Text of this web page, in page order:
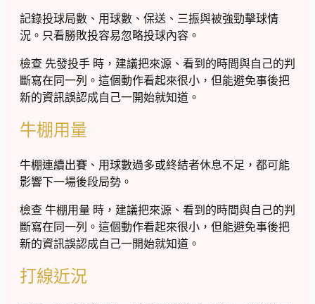
記錄投球局數、用球數、保送、三振與被強勁擊球情
況。只看勝敗投容易忽略投球內容。
檢查 先發投手 時，建議把來源、看到的時間與自己的判
斷寫在同一列。這個動作看起來很小，但能避免事後把
新的資訊誤認成自己一開始就知道。
牛棚用量
牛棚連續出賽、用球數過多或終結者休息不足，都可能
影響下一場後段局勢。
檢查 牛棚用量 時，建議把來源、看到的時間與自己的判
斷寫在同一列。這個動作看起來很小，但能避免事後把
新的資訊誤認成自己一開始就知道。
打線近況